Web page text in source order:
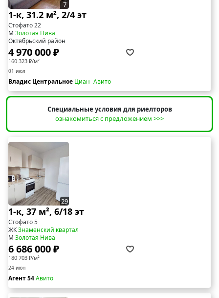
7
1-к, 31.2 м², 2/4 эт
Стофато 22
М Золотая Нива
Октябрьский район
4 970 000 ₽
160 323 ₽/м²
01 июл
Владис Центральное Циан Авито
Специальные условия для риелторов
ознакомиться с предложением >>>
29
1-к, 37 м², 6/18 эт
Стофато 5
ЖКЗнаменский квартал
М Золотая Нива
6 686 000 ₽
180 703 ₽/м²
24 июн
Агент 54Авито